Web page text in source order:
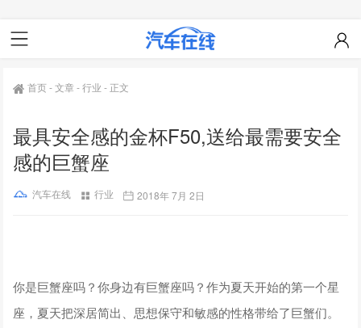
首页-文章-行业 - 正文
最具安全感的金杯F50,送给最需要安全
感的巨蟹座
汽车在线 行业 2018年 7月 2日
你是巨蟹座吗？你身边有巨蟹座吗？作为夏天开始的第一个星
座，夏天把深居简出、思想保守和敏感的性格带给了巨蟹们。